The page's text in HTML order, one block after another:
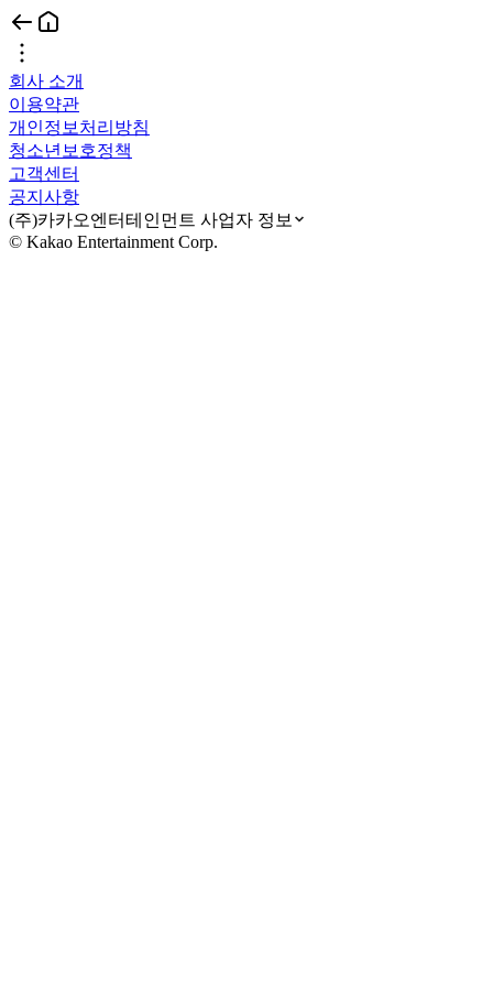
회사 소개
이용약관
개인정보처리방침
청소년보호정책
고객센터
공지사항
(주)카카오엔터테인먼트 사업자 정보
© Kakao Entertainment Corp.